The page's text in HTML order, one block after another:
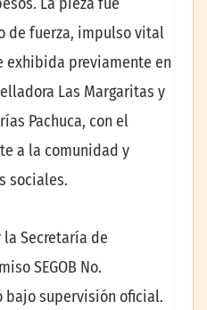
de fuerza, impulso vital
exhibida previamente en
Las Margaritas y
Pachuca, con el
a la comunidad y
sociales.
Secretaría de
SEGOB No.
bajo supervisión oficial.